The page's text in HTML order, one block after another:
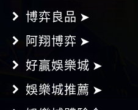
博弈良品 ➤
阿翔博弈 ➤
好贏娛樂城 ➤
娛樂城推薦 ➤